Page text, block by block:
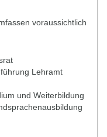
voraussichtlich
Lehramt
und Weiterbildung